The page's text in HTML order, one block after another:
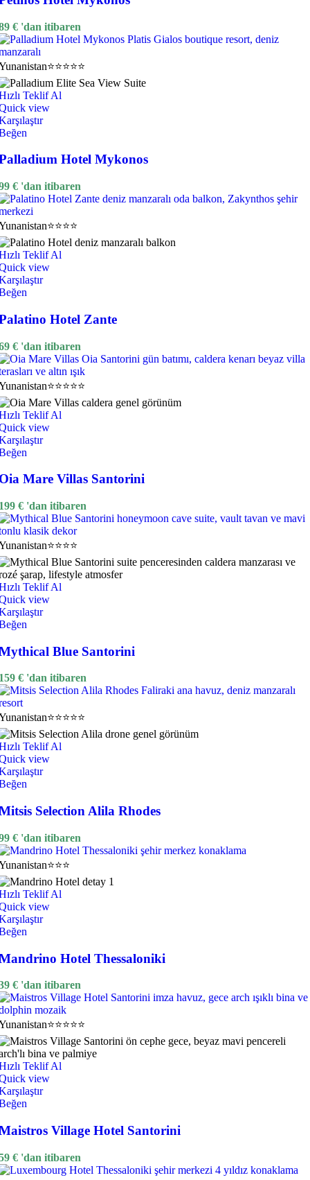
€ 'dan itibaren
⭐⭐⭐⭐⭐
Teklif Al
view
Hotel Mykonos
€ 'dan itibaren
⭐⭐⭐⭐
Teklif Al
view
Hotel Zante
€ 'dan itibaren
⭐⭐⭐⭐⭐
Teklif Al
view
Mare Villas Santorini
€ 'dan itibaren
⭐⭐⭐⭐
Teklif Al
view
Blue Santorini
€ 'dan itibaren
⭐⭐⭐⭐⭐
Teklif Al
view
Selection Alila Rhodes
€ 'dan itibaren
⭐⭐⭐
Teklif Al
view
Hotel Thessaloniki
€ 'dan itibaren
⭐⭐⭐⭐⭐
Teklif Al
view
Village Hotel Santorini
€ 'dan itibaren